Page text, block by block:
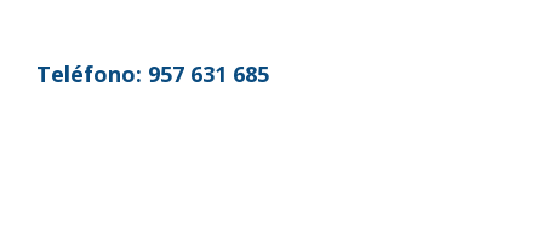
Teléfono: 957 631 685